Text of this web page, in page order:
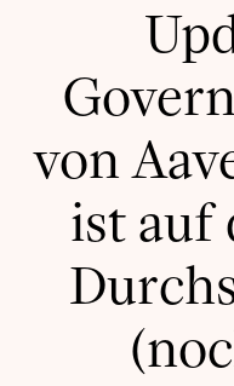
von
ist auf